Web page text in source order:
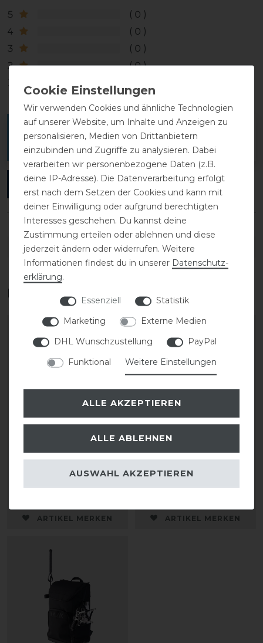
5
0
4
0
3
0
2
0
1
Melde dich an, um eine Kundenrezension zu
verfassen.
ANMELDEN
DETAILS ZUR PRODUKTSICHERHEIT
Das perfekte Zubehör für dich
ARTIKEL MERKEN
Backpack Vertigo
ARTIKEL MERKEN
Wir verwenden Cookies und ähnliche Technologien
auf unserer Website, um Inhalte und Anzeigen zu
personalisieren, Medien von Drittanbietern
einzubinden und Zugriffe zu analysieren. Dabei
verarbeiten wir personenbezogene Daten (z.B.
deine IP-Adresse). Die Datenverarbeitung erfolgt
erst nach dem Setzen der Cookies und kann mit
deiner Einwilligung oder aufgrund berechtigten
Interesses geschehen. Du kannst deine
Zustimmung erteilen oder ablehnen und diese
jederzeit ändern oder widerrufen. Weitere
Informationen findest du in unserer Daten­schutz­
erklärung.
Essenziell
Statistik
Marketing
Externe Medien
DHL Wunschzustellung
PayPal
Funktional
Weitere Einstellungen
ALLE AKZEPTIEREN
ALLE ABLEHNEN
AUSWAHL AKZEPTIEREN